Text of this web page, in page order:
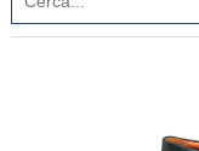
INSERISCI IL